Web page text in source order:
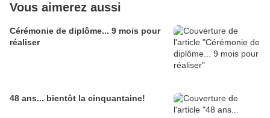
Vous aimerez aussi
Cérémonie de diplôme... 9 mois pour
réaliser
48 ans... bientôt la cinquantaine!